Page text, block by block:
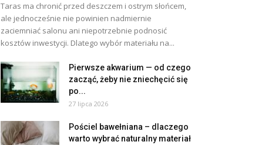
Taras ma chronić przed deszczem i ostrym słońcem,
ale jednocześnie nie powinien nadmiernie
zaciemniać salonu ani niepotrzebnie podnosić
kosztów inwestycji. Dlatego wybór materiału na...
Pierwsze akwarium — od czego
zacząć, żeby nie zniechęcić się
po...
27 lipca 2026
Pościel bawełniana – dlaczego
warto wybrać naturalny materiał